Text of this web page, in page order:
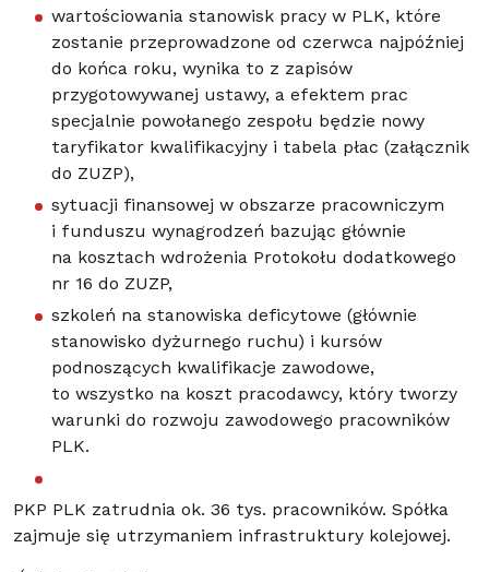
wartościowania stanowisk pracy w PLK, które
zostanie przeprowadzone od czerwca najpóźniej
do końca roku, wynika to z zapisów
przygotowywanej ustawy, a efektem prac
specjalnie powołanego zespołu będzie nowy
taryfikator kwalifikacyjny i tabela płac (załącznik
do ZUZP),
sytuacji finansowej w obszarze pracowniczym
i funduszu wynagrodzeń bazując głównie
na kosztach wdrożenia Protokołu dodatkowego
nr 16 do ZUZP,
szkoleń na stanowiska deficytowe (głównie
stanowisko dyżurnego ruchu) i kursów
podnoszących kwalifikacje zawodowe,
to wszystko na koszt pracodawcy, który tworzy
warunki do rozwoju zawodowego pracowników
PLK.
PKP PLK zatrudnia ok. 36 tys. pracowników. Spółka
zajmuje się utrzymaniem infrastruktury kolejowej.